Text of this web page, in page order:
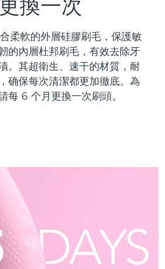
更換一次
柔軟的外層硅膠刷毛，保護敏
的內層杜邦刷毛，有效去除牙
。其超衛生、速干的材質，耐
确保每次清潔都更加徹底。為
每 6 个月更換一次刷頭。